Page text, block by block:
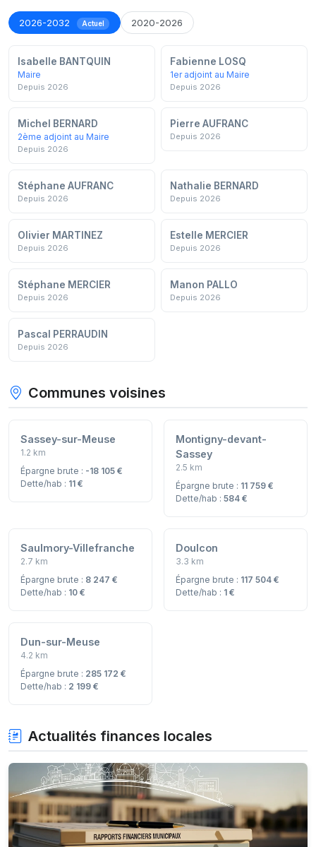
2026-2032 Actuel 2020-2026
Isabelle BANTQUIN
Maire
Depuis 2026
Fabienne LOSQ
1er adjoint au Maire
Depuis 2026
Michel BERNARD
2ème adjoint au Maire
Depuis 2026
Pierre AUFRANC
Depuis 2026
Stéphane AUFRANC
Depuis 2026
Nathalie BERNARD
Depuis 2026
Olivier MARTINEZ
Depuis 2026
Estelle MERCIER
Depuis 2026
Stéphane MERCIER
Depuis 2026
Manon PALLO
Depuis 2026
Pascal PERRAUDIN
Depuis 2026
Communes voisines
Sassey-sur-Meuse
1.2 km
Épargne brute : -18 105 €
Dette/hab : 11 €
Montigny-devant-
Sassey
2.5 km
Épargne brute : 11 759 €
Dette/hab : 584 €
Saulmory-Villefranche
2.7 km
Épargne brute : 8 247 €
Dette/hab : 10 €
Doulcon
3.3 km
Épargne brute : 117 504 €
Dette/hab : 1 €
Dun-sur-Meuse
4.2 km
Épargne brute : 285 172 €
Dette/hab : 2 199 €
Actualités finances locales